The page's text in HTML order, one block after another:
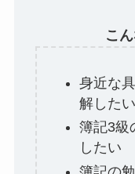
こ
身近な
解したい
簿記3級
したい